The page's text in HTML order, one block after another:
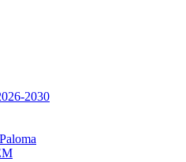
2030